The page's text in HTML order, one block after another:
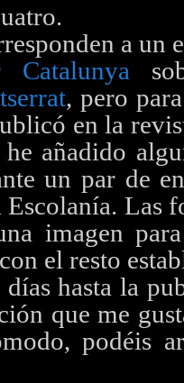
a un
Catalunya
, pero
en la
añadido
un par de
Las
imagen
el resto
días hasta la
que me
podéis